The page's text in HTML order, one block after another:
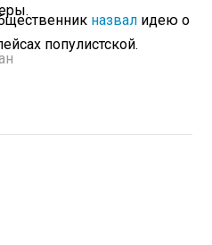
назвал идею о
популистской.